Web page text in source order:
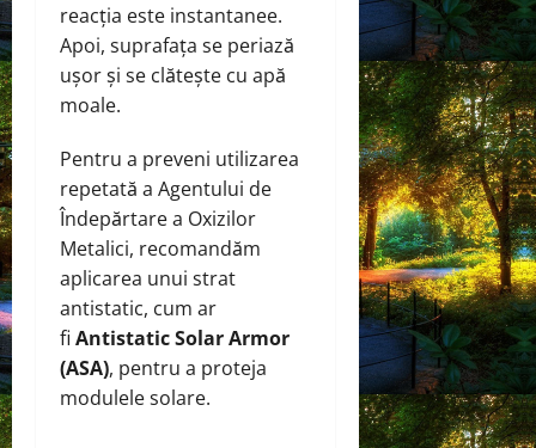
reacția este instantanee.
Apoi, suprafața se periază
ușor și se clătește cu apă
moale.
Pentru a preveni utilizarea
repetată a Agentului de
Îndepărtare a Oxizilor
Metalici, recomandăm
aplicarea unui strat
antistatic, cum ar
fi Antistatic Solar Armor
(ASA), pentru a proteja
modulele solare.